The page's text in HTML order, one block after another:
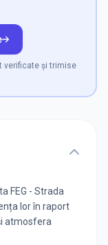
verificate și trimise
FEG - Strada
lor în raport
atmosfera